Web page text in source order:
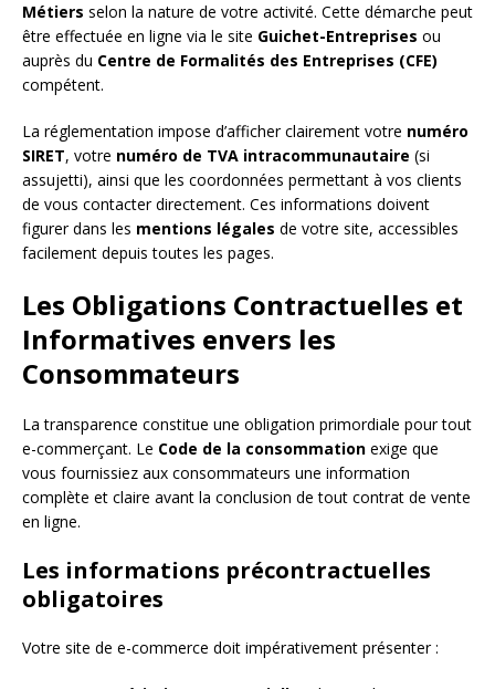
Métiers selon la nature de votre activité. Cette démarche peut
être effectuée en ligne via le site Guichet-Entreprises ou
auprès du Centre de Formalités des Entreprises (CFE)
compétent.
La réglementation impose d’afficher clairement votre numéro
SIRET, votre numéro de TVA intracommunautaire (si
assujetti), ainsi que les coordonnées permettant à vos clients
de vous contacter directement. Ces informations doivent
figurer dans les mentions légales de votre site, accessibles
facilement depuis toutes les pages.
Les Obligations Contractuelles et
Informatives envers les
Consommateurs
La transparence constitue une obligation primordiale pour tout
e-commerçant. Le Code de la consommation exige que
vous fournissiez aux consommateurs une information
complète et claire avant la conclusion de tout contrat de vente
en ligne.
Les informations précontractuelles
obligatoires
Votre site de e-commerce doit impérativement présenter :